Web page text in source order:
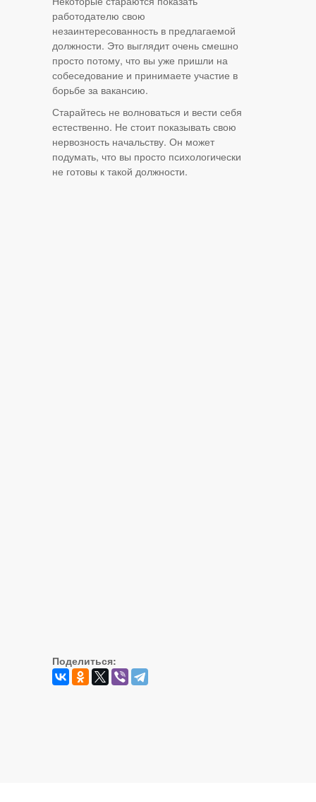
работодателю свою
незаинтересованность в предлагаемой
должности. Это выглядит очень смешно
просто потому, что вы уже пришли на
собеседование и принимаете участие в
борьбе за вакансию.
Старайтесь не волноваться и вести себя
естественно. Не стоит показывать свою
нервозность начальству. Он может
подумать, что вы просто психологически
не готовы к такой должности.
Поделиться: